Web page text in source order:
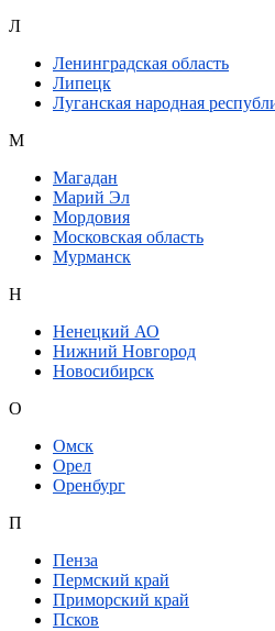
Л
Ленинградская область
Липецк
Луганская народная
М
Магадан
Марий Эл
Мордовия
Московская область
Мурманск
Н
Ненецкий АО
Нижний Новгород
Новосибирск
О
Омск
Орел
Оренбург
П
Пенза
Пермский край
Приморский край
Псков